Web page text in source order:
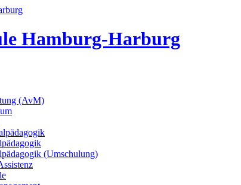
Hamburg-Harburg
(AvM)
(Umschulung)